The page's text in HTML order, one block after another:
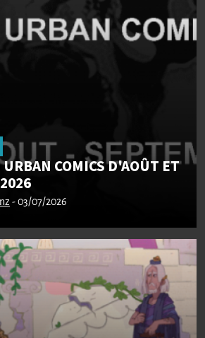
COMICS D'AOÛT ET
- 03/07/2026